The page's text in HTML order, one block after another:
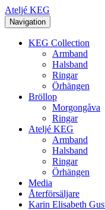
Ateljé KEG
Navigation
KEG Collection
Armband
Halsband
Ringar
Örhängen
Bröllop
Morgongåva
Ringar
Ateljé KEG
Armband
Halsband
Ringar
Örhängen
Media
Återförsäljare
Karin Elisabeth